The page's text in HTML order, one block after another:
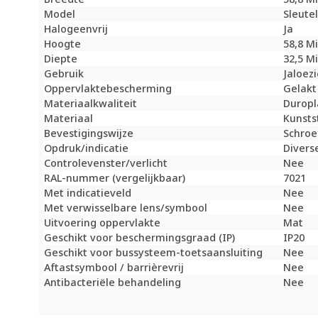
Model
Sleutel
Halogeenvrij
Ja
Hoogte
58,8
Diepte
32,5
Gebruik
Oppervlaktebescherming
Gelakt
Materiaalkwaliteit
Materiaal
Bevestigingswijze
Opdruk/indicatie
Controlevenster/verlicht
Nee
RAL-nummer (vergelijkbaar)
7021
Met indicatieveld
Nee
Met verwisselbare lens/symbool
Nee
Uitvoering oppervlakte
Mat
Geschikt voor beschermingsgraad (IP)
IP20
Geschikt voor bussysteem-toetsaansluiting
Nee
Aftastsymbool / barrièrevrij
Nee
Antibacteriële behandeling
Nee